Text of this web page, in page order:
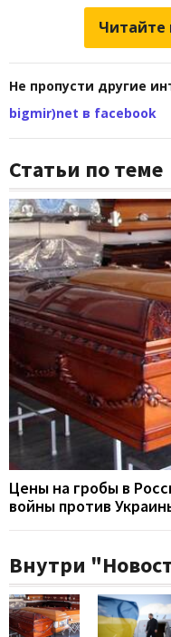
Читайте
Не пропусти другие
bigmir)net в facebook
Статьи по теме
Цены на гробы в
войны против
Внутри